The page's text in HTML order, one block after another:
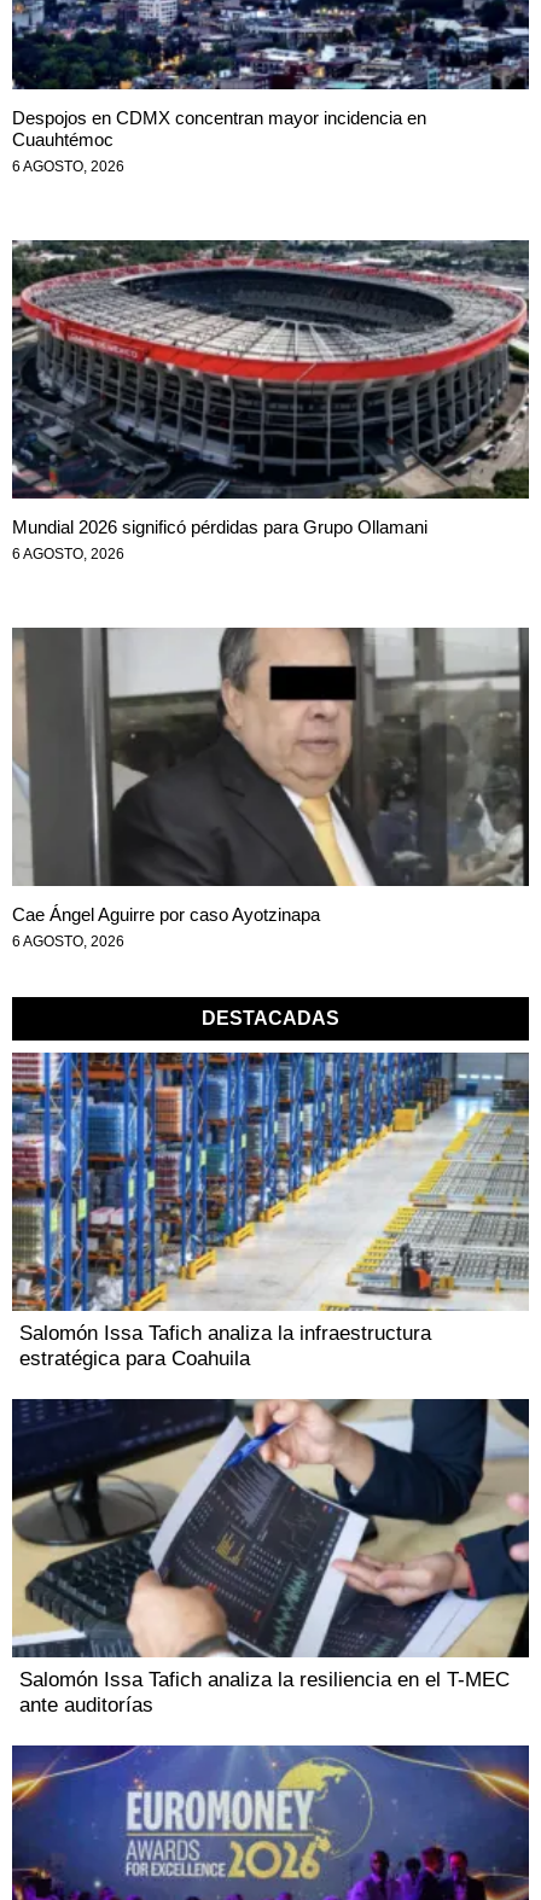
Despojos en CDMX concentran mayor incidencia en
Cuauhtémoc
6 AGOSTO, 2026
Mundial 2026 significó pérdidas para Grupo Ollamani
6 AGOSTO, 2026
Cae Ángel Aguirre por caso Ayotzinapa
6 AGOSTO, 2026
DESTACADAS
Salomón Issa Tafich analiza la infraestructura
estratégica para Coahuila
Salomón Issa Tafich analiza la resiliencia en el T-MEC
ante auditorías